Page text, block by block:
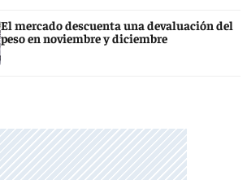
El mercado descuenta una devaluación del
peso en noviembre y diciembre